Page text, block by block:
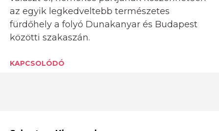
az egyik legkedveltebb természetes
fürdőhely a folyó Dunakanyar és Budapest
közötti szakaszán.
KAPCSOLÓDÓ